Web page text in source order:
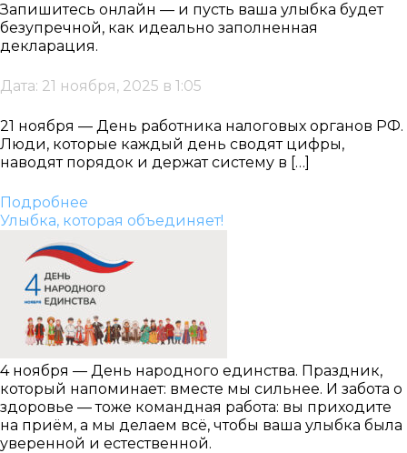
Запишитесь онлайн — и пусть ваша улыбка будет
безупречной, как идеально заполненная
декларация.
Дата: 21 ноября, 2025 в 1:05
21 ноября — День работника налоговых органов РФ.
Люди, которые каждый день сводят цифры,
наводят порядок и держат систему в […]
Подробнее
Улыбка, которая объединяет!
4 ноября — День народного единства. Праздник,
который напоминает: вместе мы сильнее. И забота о
здоровье — тоже командная работа: вы приходите
на приём, а мы делаем всё, чтобы ваша улыбка была
уверенной и естественной.